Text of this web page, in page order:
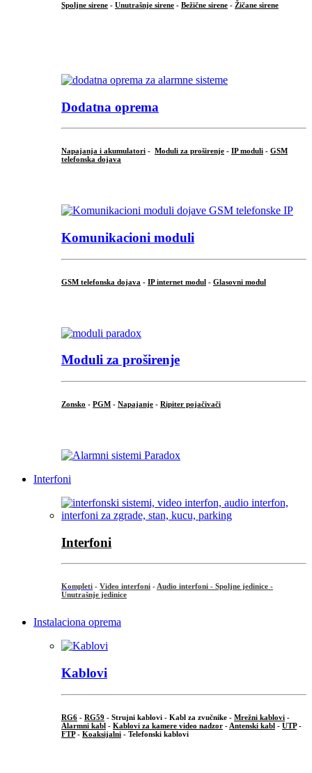
Spoljne sirene - Unutrašnje sirene - Bežične sirene - Žičane sirene
Dodatna oprema
Napajanja i akumulatori - Moduli za proširenje - IP moduli - GSM
telefonska dojava
Komunikacioni moduli
GSM telefonska dojava - IP internet modul - Glasovni modul
Moduli za proširenje
Zonsko - PGM - Napajanje - Ripiter pojačivači
Interfoni
Interfoni
Kompleti - Video interfoni - Audio interfoni - Spoljne jedinice -
Unutrašnje jedinice
Instalaciona oprema
Kablovi
RG6 - RG59 - Strujni kablovi - Kabl za zvučnike - Mrežni kablovi -
Alarmni kabl - Kablovi za kamere video nadzor - Antenski kabl - UTP-
FTP- Koaksijalni - Telefonski kablovi